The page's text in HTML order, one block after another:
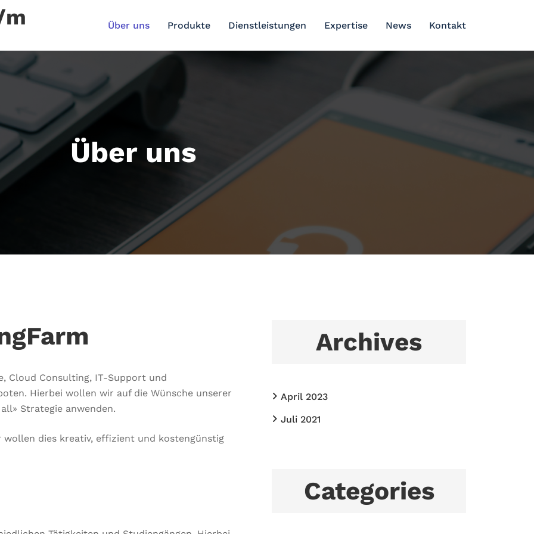
Über uns Produkte Dienstleistungen Expertise News Kontakt
Über uns
Cloud Consulting, IT-Support und
Hierbei wollen wir auf die Wünsche unserer
Strategie anwenden.
dies kreativ, effizient und kostengünstig
Archives
April 2023
Juli 2021
Categories